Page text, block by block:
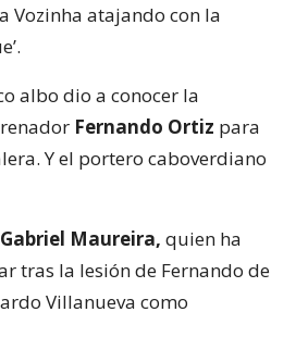
Vozinha atajando con la
albo dio a conocer la
Fernando Ortiz para
Y el portero caboverdiano
Gabriel Maureira, quien ha
tras la lesión de Fernando de
Villanueva como